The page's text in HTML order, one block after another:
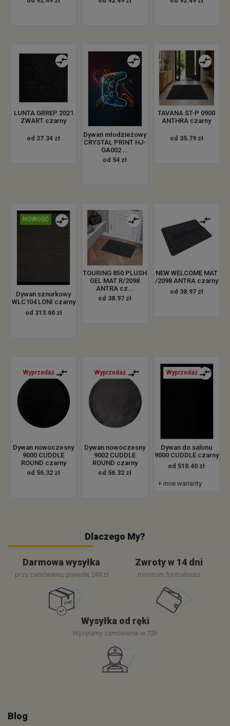
LUNTA GRREP 2021
ZWART czarny
od 27.34 zł
Dywan młodzieżowy
CRYSTAL PRINT HJ-
GA002 ...
od 54 zł
TAVANA ST-P 0900
ANTHRA czarny
od 35.79 zł
NOWOŚĆ
Dywan sznurkowy
WLC104 LONI czarny
od 313.60 zł
TOURING 850 PLUSH
GEL MAT R/2098
ANTRA cz...
od 38.97 zł
NEW WELCOME MAT
/2098 ANTRA czarny
od 38.97 zł
Wyprzedaż
Dywan nowoczesny
9000 CUDDLE
ROUND czarny
od 56.32 zł
Wyprzedaż
Dywan nowoczesny
9002 CUDDLE
ROUND czarny
od 56.32 zł
Wyprzedaż
Dywan do salonu
9000 CUDDLE czarny
od 510.40 zł
+ inne warianty
Dlaczego My?
Darmowa wysyłka
przy zamówieniu powyżej 249 zł
Zwroty w 14 dni
minimum formalności
Wysyłka od ręki
Wysyłamy zamówienie w 72h
Blog